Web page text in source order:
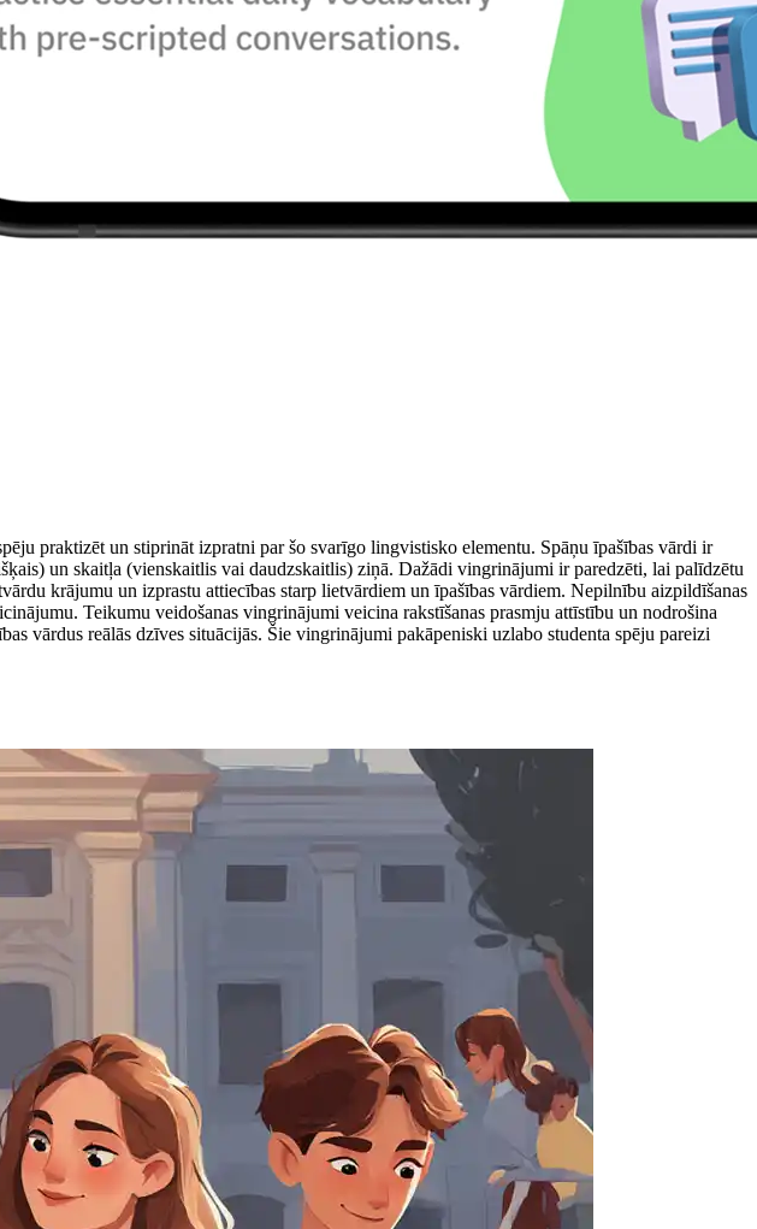
praktizēt un stiprināt izpratni par šo svarīgo lingvistisko elementu. Spāņu īpašības vārdi ir
un skaitļa (vienskaitlis vai daudzskaitlis) ziņā. Dažādi vingrinājumi ir paredzēti, lai palīdzētu
krājumu un izprastu attiecības starp lietvārdiem un īpašības vārdiem. Nepilnību aizpildīšanas
Teikumu veidošanas vingrinājumi veicina rakstīšanas prasmju attīstību un nodrošina
vārdus reālās dzīves situācijās. Šie vingrinājumi pakāpeniski uzlabo studenta spēju pareizi